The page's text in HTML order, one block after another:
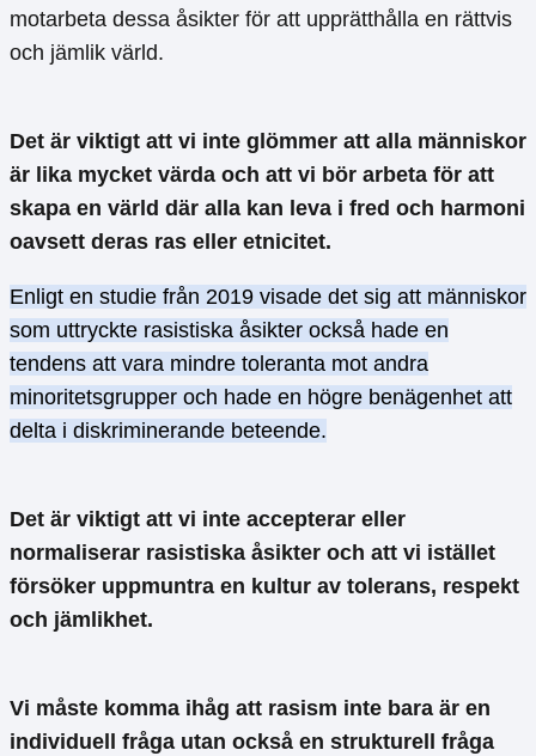
motarbeta dessa åsikter för att upprätthålla en rättvis
och jämlik värld.
Det är viktigt att vi inte glömmer att alla människor
är lika mycket värda och att vi bör arbeta för att
skapa en värld där alla kan leva i fred och harmoni
oavsett deras ras eller etnicitet.
Enligt en studie från 2019 visade det sig att människor
som uttryckte rasistiska åsikter också hade en
tendens att vara mindre toleranta mot andra
minoritetsgrupper och hade en högre benägenhet att
delta i diskriminerande beteende.
Det är viktigt att vi inte accepterar eller
normaliserar rasistiska åsikter och att vi istället
försöker uppmuntra en kultur av tolerans, respekt
och jämlikhet.
Vi måste komma ihåg att rasism inte bara är en
individuell fråga utan också en strukturell fråga